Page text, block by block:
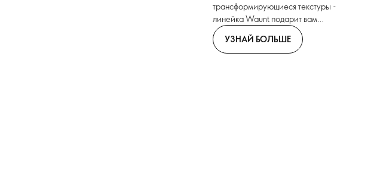
трансформирующиеся текстуры -
линейка Waunt подарит вам
уникальный опыт ухода за кожей с
безупречным результатом.
УЗНАЙ БОЛЬШЕ